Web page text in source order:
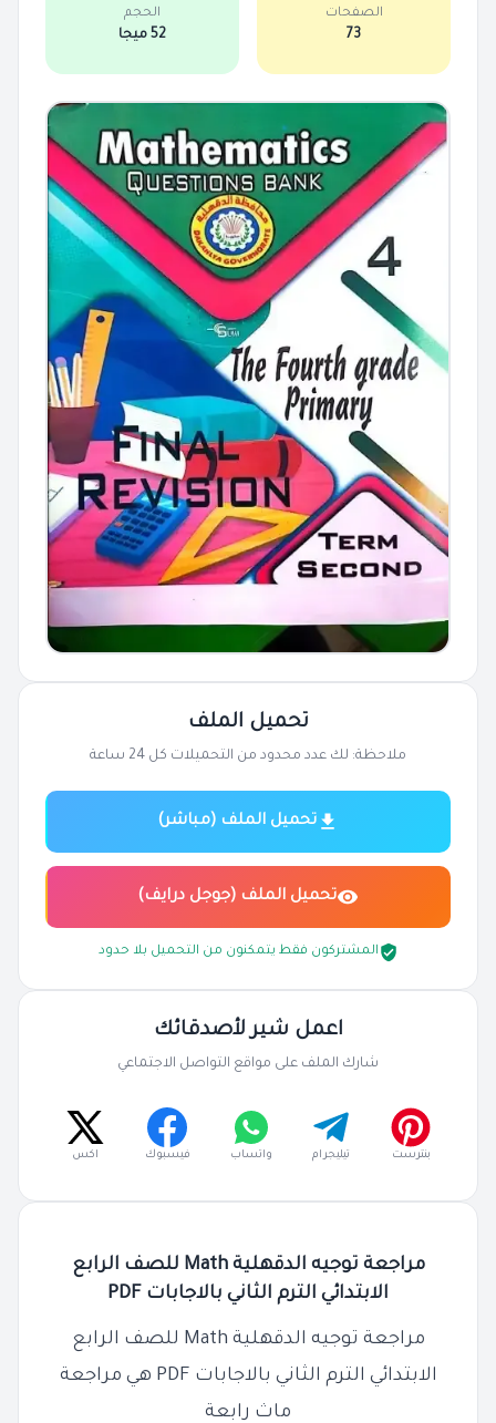
الصفحات
73
الحجم
52 ميجا
مراجعة توجيه الدقهلية Math للصف الرابع
الابتدائي الترم الثاني بالاجابات PDF
مراجعة توجيه الدقهلية Math للصف الرابع
الابتدائي الترم الثاني بالاجابات PDF هي مراجعة
ماث رابعة
تحميل الملف
ملاحظة: لك عدد محدود من التحميلات كل 24 ساعة
تحميل الملف (مباشر)
تحميل الملف (جوجل درايف)
المشتركون فقط يتمكنون من التحميل بلا حدود
اعمل شير لأصدقائك
شارك الملف على مواقع التواصل الاجتماعي
بنترست تيليجرام واتساب فيسبوك اكس